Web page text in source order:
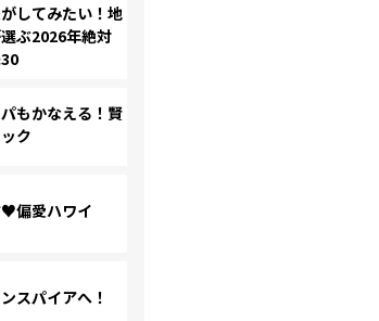
してみたい！地
ぶ2026年絶対
もかなえる！賢
ク
偏愛ハワイ
スパイアへ！